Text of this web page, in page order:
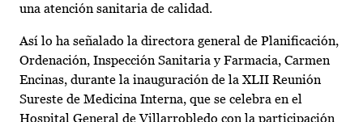
una atención sanitaria de calidad.
Así lo ha señalado la directora general de Planificación,
Ordenación, Inspección Sanitaria y Farmacia, Carmen
Encinas, durante la inauguración de la XLII Reunión
Sureste de Medicina Interna, que se celebra en el
Hospital General de Villarrobledo con la participación